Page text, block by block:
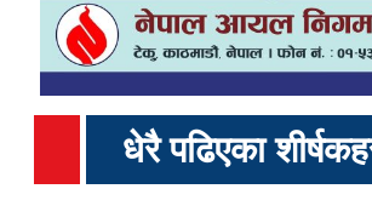
धेरै पढिएका